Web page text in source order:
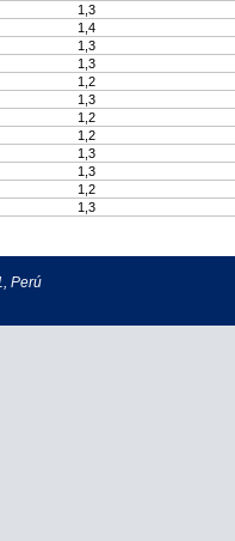
1,3
1,4
1,3
1,3
1,2
1,3
1,2
1,2
1,3
1,3
1,2
1,3
Perú